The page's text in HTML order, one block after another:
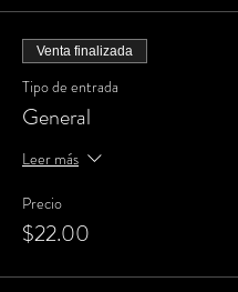
Venta finalizada
Tipo de entrada
General
Leer más
Precio
$22.00